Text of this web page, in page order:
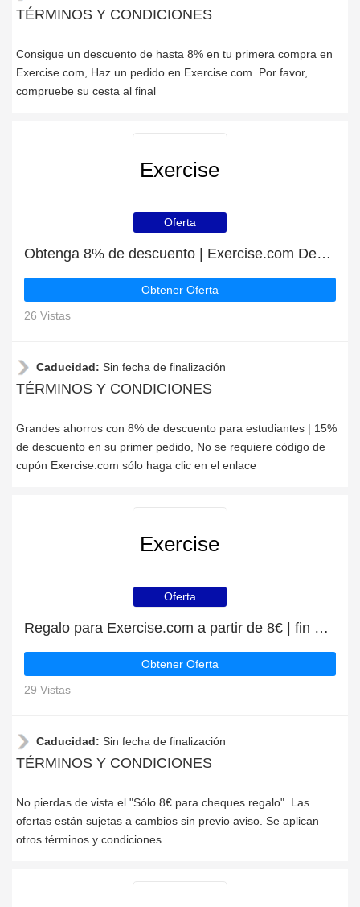
TÉRMINOS Y CONDICIONES
Consigue un descuento de hasta 8% en tu primera compra en
Exercise.com, Haz un pedido en Exercise.com. Por favor,
compruebe su cesta al final
Exercise
Oferta
Obtenga 8% de descuento | Exercise.com Descuentos para estudiantes
Obtener Oferta
26 Vistas
Caducidad: Sin fecha de finalización
TÉRMINOS Y CONDICIONES
Grandes ahorros con 8% de descuento para estudiantes | 15%
de descuento en su primer pedido, No se requiere código de
cupón Exercise.com sólo haga clic en el enlace
Exercise
Oferta
Regalo para Exercise.com a partir de 8€ | fin en breve
Obtener Oferta
29 Vistas
Caducidad: Sin fecha de finalización
TÉRMINOS Y CONDICIONES
No pierdas de vista el "Sólo 8€ para cheques regalo". Las
ofertas están sujetas a cambios sin previo aviso. Se aplican
otros términos y condiciones